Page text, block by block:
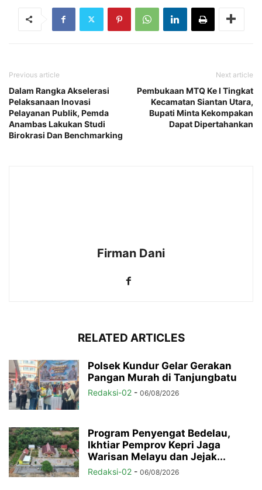
Previous article
Dalam Rangka Akselerasi
Pelaksanaan Inovasi
Pelayanan Publik, Pemda
Anambas Lakukan Studi
Birokrasi Dan Benchmarking
Next article
Pembukaan MTQ Ke I Tingkat
Kecamatan Siantan Utara,
Bupati Minta Kekompakan
Dapat Dipertahankan
Firman Dani
RELATED ARTICLES
Polsek Kundur Gelar Gerakan
Pangan Murah di Tanjungbatu
Redaksi-02 - 06/08/2026
Program Penyengat Bedelau,
Ikhtiar Pemprov Kepri Jaga
Warisan Melayu dan Jejak...
Redaksi-02 - 06/08/2026